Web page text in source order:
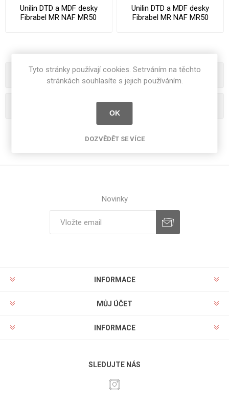
Unilin DTD a MDF desky
Fibrabel MR NAF MR50
Unilin DTD a MDF desky
Fibrabel MR NAF MR50
Kategorie
Novinky
INFORMACE
MŮJ ÚČET
INFORMACE
SLEDUJTE NÁS
Tyto stránky používají cookies. Setrváním na těchto
stránkách souhlasíte s jejich používáním.
OK
DOZVĚDĚT SE VÍCE